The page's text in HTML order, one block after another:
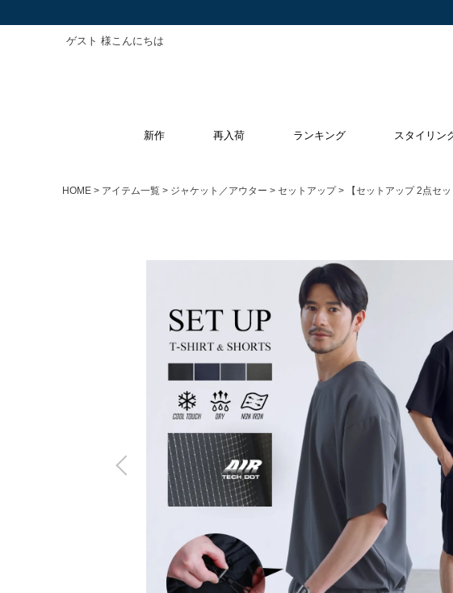
ゲスト 様こんにちは
新作 再入荷 ランキング スタイリン
HOME アイテム一覧 ジャケット／アウター セットアップ 【セットアップ 2点セ